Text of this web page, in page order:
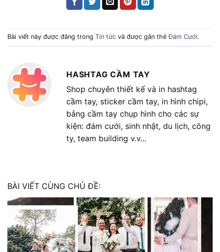
Bài viết này được đăng trong Tin tức và được gắn thẻĐám Cưới.
HASHTAG CẦM TAY
Shop chuyên thiết kế và in hashtag
cầm tay, sticker cầm tay, in hình chipi,
bảng cầm tay chụp hình cho các sự
kiện: đám cưới, sinh nhật, du lịch, công
ty, team building v.v...
BÀI VIẾT CÙNG CHỦ ĐỀ: